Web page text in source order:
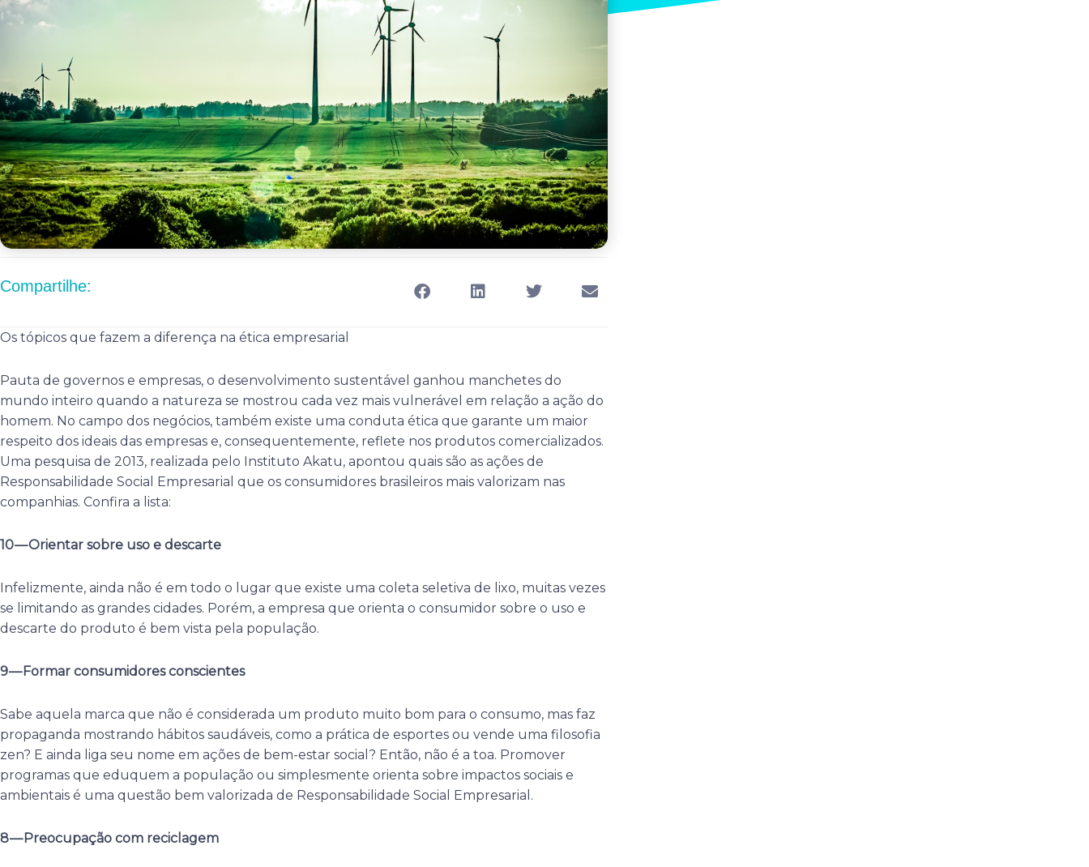
Compartilhe:
Os tópicos que fazem a diferença na ética empresarial
Pauta de governos e empresas, o desenvolvimento sustentável ganhou manchetes do
mundo inteiro quando a natureza se mostrou cada vez mais vulnerável em relação a ação do
homem. No campo dos negócios, também existe uma conduta ética que garante um maior
respeito dos ideais das empresas e, consequentemente, reflete nos produtos comercializados.
Uma pesquisa de 2013, realizada pelo Instituto Akatu, apontou quais são as ações de
Responsabilidade Social Empresarial que os consumidores brasileiros mais valorizam nas
companhias. Confira a lista:
10 — Orientar sobre uso e descarte
Infelizmente, ainda não é em todo o lugar que existe uma coleta seletiva de lixo, muitas vezes
se limitando as grandes cidades. Porém, a empresa que orienta o consumidor sobre o uso e
descarte do produto é bem vista pela população.
9 — Formar consumidores conscientes
Sabe aquela marca que não é considerada um produto muito bom para o consumo, mas faz
propaganda mostrando hábitos saudáveis, como a prática de esportes ou vende uma filosofia
zen? E ainda liga seu nome em ações de bem-estar social? Então, não é a toa. Promover
programas que eduquem a população ou simplesmente orienta sobre impactos sociais e
ambientais é uma questão bem valorizada de Responsabilidade Social Empresarial.
8 — Preocupação com reciclagem